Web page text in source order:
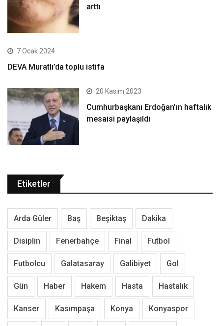
arttı
7 Ocak 2024
DEVA Muratlı’da toplu istifa
20 Kasım 2023
Cumhurbaşkanı Erdoğan’ın haftalık
mesaisi paylaşıldı
Etiketler
Arda Güler Baş Beşiktaş Dakika
Disiplin Fenerbahçe Final Futbol
Futbolcu Galatasaray Galibiyet Gol
Gün Haber Hakem Hasta Hastalık
Kanser Kasımpaşa Konya Konyaspor